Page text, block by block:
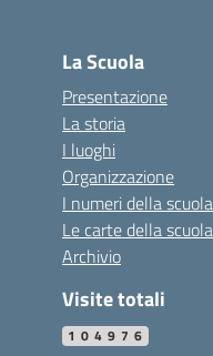
La Scuola
Presentazione
La storia
I luoghi
Organizzazione
I numeri della scuola
Le carte della scuola
Archivio
Visite totali
104976